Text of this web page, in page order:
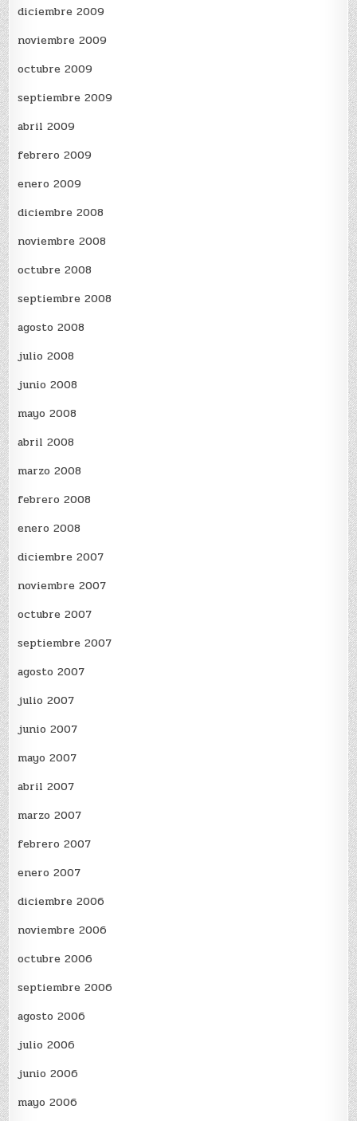
diciembre 2009
noviembre 2009
octubre 2009
septiembre 2009
abril 2009
febrero 2009
enero 2009
diciembre 2008
noviembre 2008
octubre 2008
septiembre 2008
agosto 2008
julio 2008
junio 2008
mayo 2008
abril 2008
marzo 2008
febrero 2008
enero 2008
diciembre 2007
noviembre 2007
octubre 2007
septiembre 2007
agosto 2007
julio 2007
junio 2007
mayo 2007
abril 2007
marzo 2007
febrero 2007
enero 2007
diciembre 2006
noviembre 2006
octubre 2006
septiembre 2006
agosto 2006
julio 2006
junio 2006
mayo 2006